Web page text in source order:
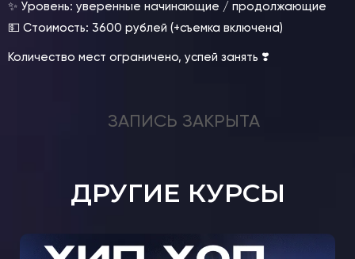
✨ Уровень: уверенные начинающие / продолжающие
💵 Стоимость: 3600 рублей (+съемка включена)
Количество мест ограничено, успей занять ❣️
ЗАПИСЬ ЗАКРЫТА
ДРУГИЕ КУРСЫ